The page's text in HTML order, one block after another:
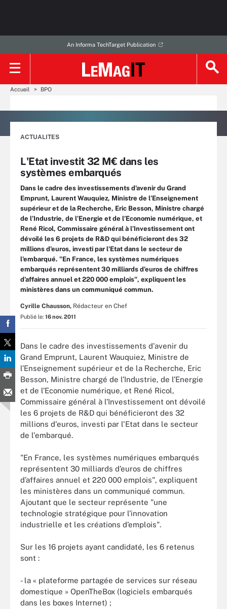
An Informa TechTarget Publication
Accueil BPO
ACTUALITES
L'Etat investit 32 M€ dans les
systèmes embarqués
Dans le cadre des investissements d'avenir du Grand
Emprunt, Laurent Wauquiez, Ministre de l’Enseignement
supérieur et de la Recherche, Eric Besson, Ministre chargé
de l’Industrie, de l’Energie et de l’Economie numérique, et
René Ricol, Commissaire général à l’Investissement ont
dévoilé les 6 projets de R&D qui bénéficieront des 32
millions d'euros, investi par l'Etat dans le secteur de
l'embarqué. "En France, les systèmes numériques
embarqués représentent 30 milliards d’euros de chiffres
d’affaires annuel et 220 000 emplois", expliquent les
ministères dans un communiqué commun.
Cyrille Chausson, Rédacteur en Chef
Publié le: 16 nov. 2011
Dans le cadre des investissements d'avenir du
Grand Emprunt, Laurent Wauquiez, Ministre de
l’Enseignement supérieur et de la Recherche, Eric
Besson, Ministre chargé de l’Industrie, de l’Energie
et de l’Economie numérique, et René Ricol,
Commissaire général à l’Investissement ont dévoilé
les 6 projets de R&D qui bénéficieront des 32
millions d'euros, investi par l'Etat dans le secteur
de l'embarqué.
"En France, les systèmes numériques embarqués
représentent 30 milliards d’euros de chiffres
d’affaires annuel et 220 000 emplois", expliquent
les ministères dans un communiqué commun.
Ajoutant que le secteur représente "une
technologie stratégique pour l’innovation
industrielle et les créations d’emplois".
Sur les 16 projets ayant candidaté, les 6 retenus
sont :
- la « plateforme partagée de services sur réseau
domestique » OpenTheBox (logiciels embarqués
dans les boxes Internet) ;